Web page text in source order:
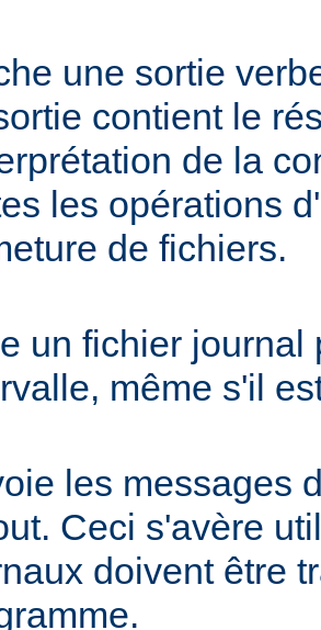
une sortie
contient le
de la
les opérations
de fichiers.
un fichier journal
même s'il
les messages
Ceci s'avère
doivent être